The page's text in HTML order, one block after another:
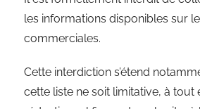
les informations disponibles sur
commerciales.
Cette interdiction s’étend
cette liste ne soit limitative, à tout